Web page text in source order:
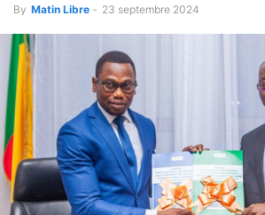
By Matin Libre - 23 septembre 2024